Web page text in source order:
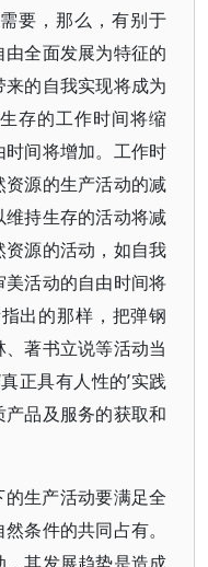
要，那么，有别于
全面发展为特征的
的自我实现将成为
存的工作时间将缩
间将增加。工作时
源的生产活动的减
持生存的活动将减
源的活动，如自我
活动的自由时间将
出的那样，把弹钢
著书立说等活动当
正具有人性的’实践
品及服务的获取和
生产活动要满足全
条件的共同占有。